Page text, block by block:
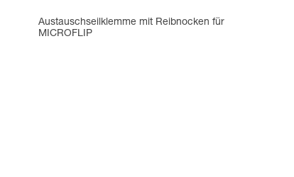
Austauschseilklemme mit Reibnocken für
MICROFLIP